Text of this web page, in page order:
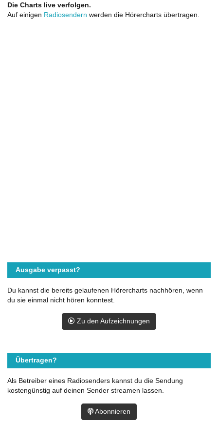
Die Charts live verfolgen.
Auf einigen Radiosendern werden die Hörercharts übertragen.
Ausgabe verpasst?
Du kannst die bereits gelaufenen Hörercharts nachhören, wenn
du sie einmal nicht hören konntest.
Zu den Aufzeichnungen
Übertragen?
Als Betreiber eines Radiosenders kannst du die Sendung
kostengünstig auf deinen Sender streamen lassen.
Abonnieren